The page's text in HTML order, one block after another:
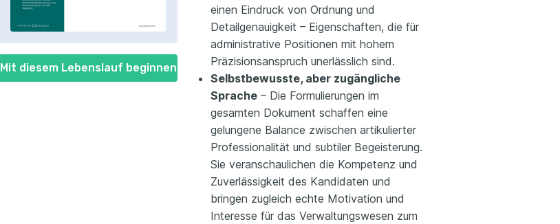
Mit diesem Lebenslauf beginnen
einen Eindruck von Ordnung und
Detailgenauigkeit – Eigenschaften, die für
administrative Positionen mit hohem
Präzisionsanspruch unerlässlich sind.
Selbstbewusste, aber zugängliche
Sprache – Die Formulierungen im
gesamten Dokument schaffen eine
gelungene Balance zwischen artikulierter
Professionalität und subtiler Begeisterung.
Sie veranschaulichen die Kompetenz und
Zuverlässigkeit des Kandidaten und
bringen zugleich echte Motivation und
Interesse für das Verwaltungswesen zum